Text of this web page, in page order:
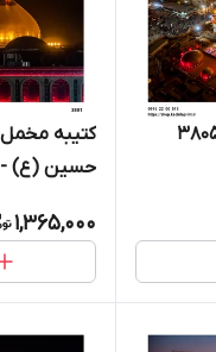
کتیبه مخمل
حسین (ع) - 3801
1,365,000